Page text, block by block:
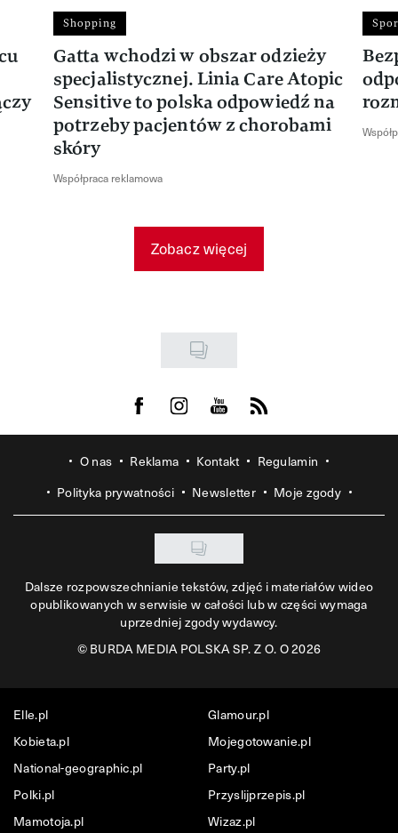
Shopping
Gatta wchodzi w obszar odzieży
specjalistycznej. Linia Care Atopic
Sensitive to polska odpowiedź na
potrzeby pacjentów z chorobami
skóry
Współpraca reklamowa
Zobacz więcej
Visit us on Facebook
Visit us on Instagram
Visit us on Youtube
Visit us on Rss
O nas Reklama Kontakt
Regulamin
Polityka prywatności
Newsletter Moje zgody
Dalsze rozpowszechnianie tekstów, zdjęć i materiałów wideo
opublikowanych w serwisie w całości lub w części wymaga
uprzedniej zgody wydawcy.
©BURDA MEDIA POLSKA SP. Z O. O 2026
Elle.pl
Glamour.pl
Kobieta.pl
Mojegotowanie.pl
National-geographic.pl
Party.pl
Polki.pl
Przyslijprzepis.pl
Mamotoja.pl
Wizaz.pl